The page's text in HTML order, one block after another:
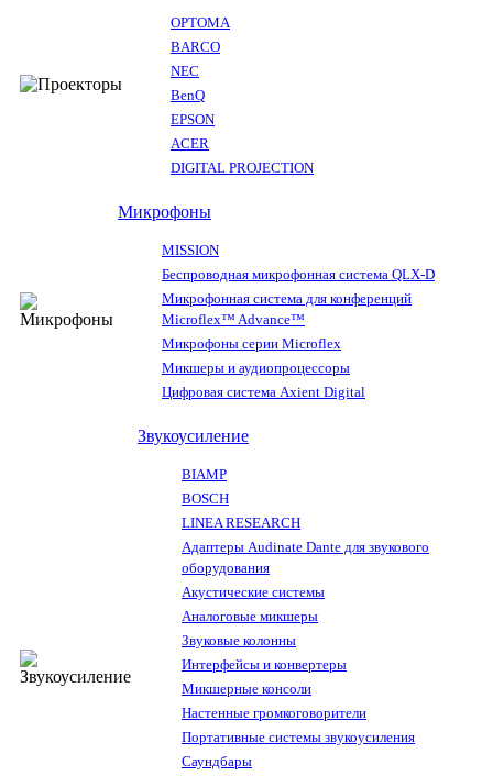
OPTOMA
BARCO
NEC
BenQ
EPSON
ACER
DIGITAL PROJECTION
Микрофоны
MISSION
Беспроводная микрофонная система QLX-D
Микрофонная система для конференций
Microflex™ Advance™
Микрофоны серии Microflex
Микшеры и аудиопроцессоры
Цифровая система Axient Digital
Звукоусиление
BIAMP
BOSCH
LINEA RESEARCH
Адаптеры Audinate Dante для звукового
оборудования
Акустические системы
Аналоговые микшеры
Звуковые колонны
Интерфейсы и конвертеры
Микшерные консоли
Настенные громкоговорители
Портативные системы звукоусиления
Саундбары